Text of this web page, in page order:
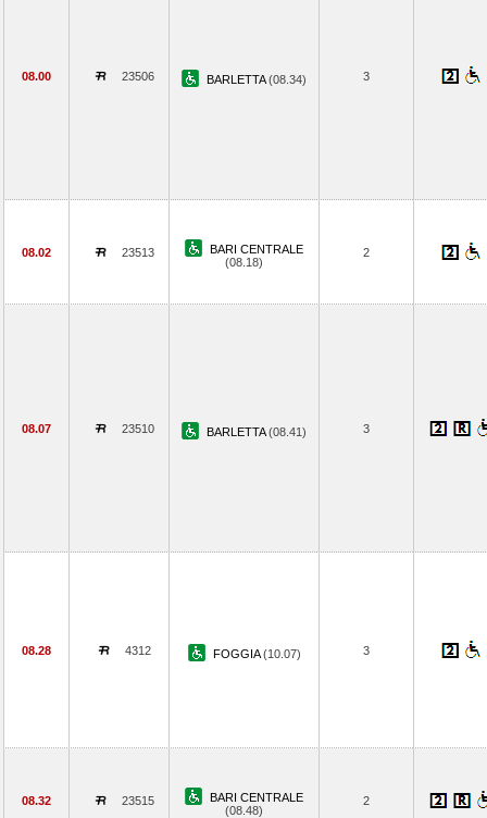
08.00 23506 BARLETTA(08.34) 3
08.02 23513
BARI CENTRALE
(08.18)
2
08.07 23510 BARLETTA(08.41) 3
08.28 4312 FOGGIA(10.07) 3
08.32 23515
BARI CENTRALE
(08.48)
2